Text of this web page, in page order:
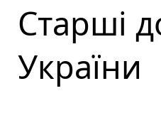
Старші
України